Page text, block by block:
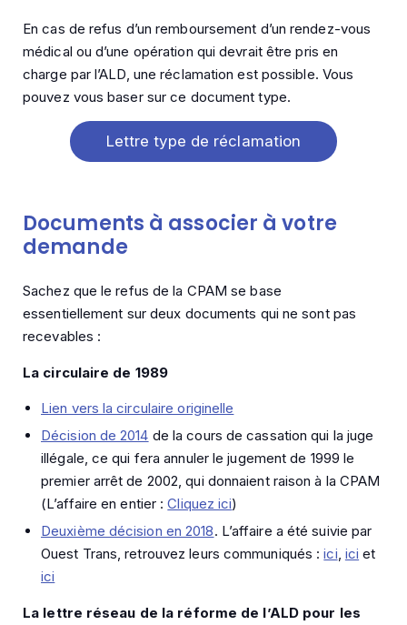
En cas de refus d’un remboursement d’un rendez-vous
médical ou d’une opération qui devrait être pris en
charge par l’ALD, une réclamation est possible. Vous
pouvez vous baser sur ce document type.
Lettre type de réclamation
Documents à associer à votre
demande
Sachez que le refus de la CPAM se base
essentiellement sur deux documents qui ne sont pas
recevables :
La circulaire de 1989
Lien vers la circulaire originelle
Décision de 2014 de la cours de cassation qui la juge
illégale, ce qui fera annuler le jugement de 1999 le
premier arrêt de 2002, qui donnaient raison à la CPAM
(L’affaire en entier :Cliquez ici)
Deuxième décision en 2018. L’affaire a été suivie par
Ouest Trans, retrouvez leurs communiqués :ici, ici et
ici
La lettre réseau de la réforme de l’ALD pour les